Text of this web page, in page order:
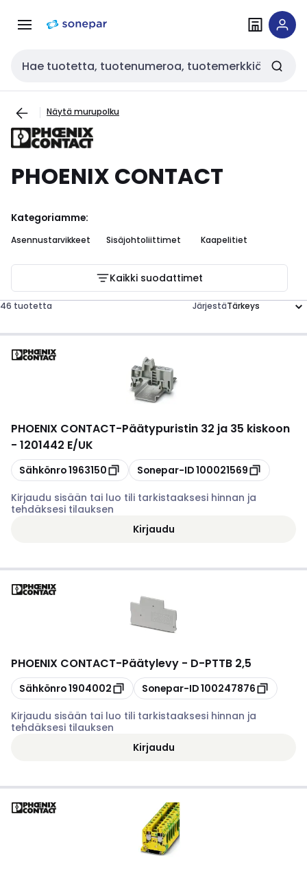
navigointiinsisältöön
Haku
Näytä murupolku
PHOENIX CONTACT
Kategoriamme:
Asennustarvikkeet Sisäjohtoliittimet Kaapelitiet
Kaikki suodattimet
46 tuotetta Järjestä
PHOENIX CONTACT-Päätypuristin 32 ja 35 kiskoon
- 1201442 E/UK
Kopioi
Sähkönro1963150 Kopioi
Sonepar-ID100021569
Kirjaudu sisään tai luo tili tarkistaaksesi hinnan ja
tehdäksesi tilauksen
Kirjaudu
PHOENIX CONTACT-Päätylevy - D-PTTB 2,5
Kopioi
Sähkönro1904002 Kopioi
Sonepar-ID100247876
Kirjaudu sisään tai luo tili tarkistaaksesi hinnan ja
tehdäksesi tilauksen
Kirjaudu